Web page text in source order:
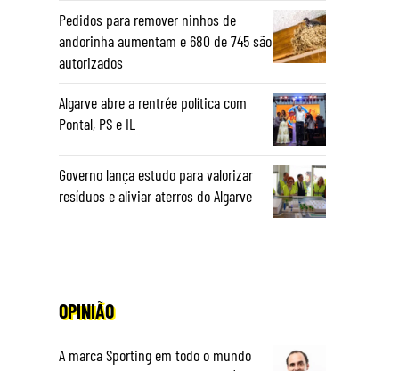
Pedidos para remover ninhos de
andorinha aumentam e 680 de 745 são
autorizados
Algarve abre a rentrée política com
Pontal, PS e IL
Governo lança estudo para valorizar
resíduos e aliviar aterros do Algarve
OPINIÃO
A marca Sporting em todo o mundo